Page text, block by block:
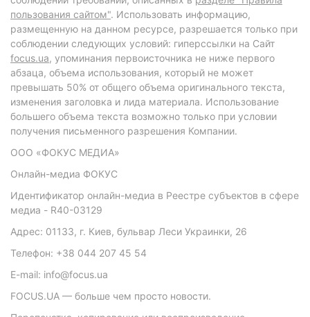
пользования сайтом". Использовать информацию,
размещенную на данном ресурсе, разрешается только при
соблюдении следующих условий: гиперссылки на Сайт
focus.ua, упоминания первоисточника не ниже первого
абзаца, объема использования, который не может
превышать 50% от общего объема оригинального текста,
изменения заголовка и лида материала. Использование
большего объема текста возможно только при условии
получения письменного разрешения Компании.
ООО «ФОКУС МЕДИА»
Онлайн-медиа ФОКУС
Идентификатор онлайн-медиа в Реестре субъектов в сфере
медиа - R40-03129
Адрес: 01133, г. Киев, бульвар Леси Украинки, 26
Телефон: +38 044 207 45 54
E-mail: info@focus.ua
FOCUS.UA — больше чем просто новости.